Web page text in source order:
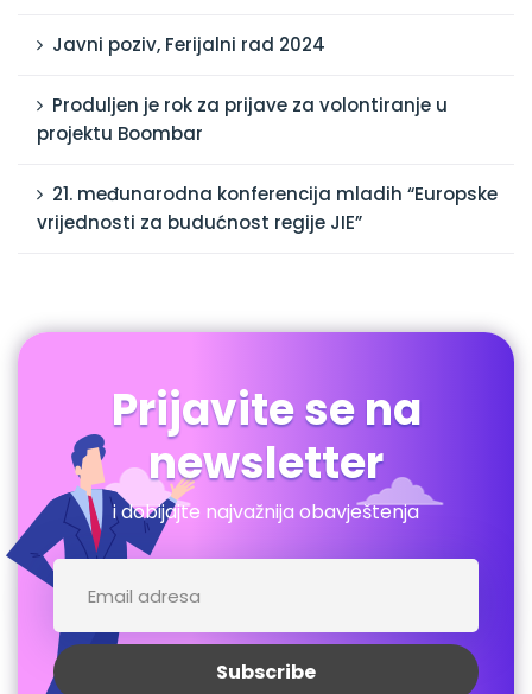
Javni poziv, Ferijalni rad 2024
Produljen je rok za prijave za volontiranje u
projektu Boombar
21. međunarodna konferencija mladih “Europske
vrijednosti za budućnost regije JIE”
Prijavite se na
newsletter
i dobijajte najvažnija obavještenja